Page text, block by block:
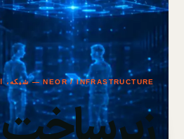
NEOR / INFRASTRUCTURE — شبکه، امنیت، ابر و عملیات